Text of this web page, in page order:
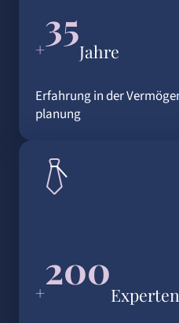
+35
Jahre
Erfahrung in der
planung
+200
Experten